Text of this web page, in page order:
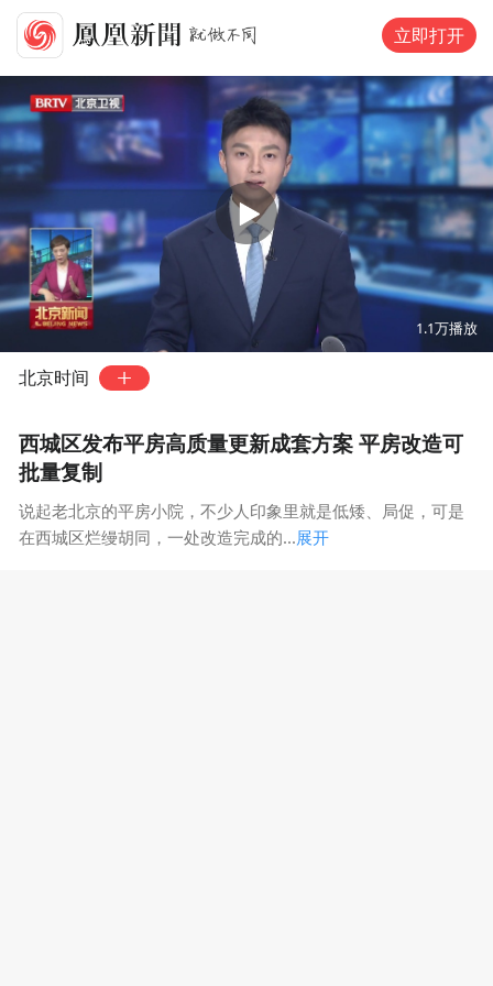
立即打开
00:00 02:39
1.1万播放
北京时间
西城区发布平房高质量更新成套方案 平房改造可
批量复制
说起老北京的平房小院，不少人印象里就是低矮、局促，可是
在西城区烂缦胡同，一处改造完成的...展开